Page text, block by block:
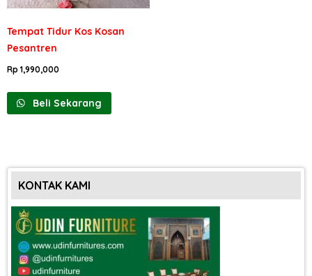
Tempat Tidur Kos Kosan
Pesantren
Rp 1,990,000
Beli Sekarang
KONTAK KAMI